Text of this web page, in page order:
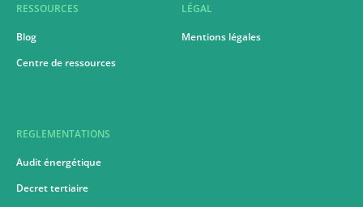
RESSOURCES
Blog
Centre de ressources
REGLEMENTATIONS
Audit énergétique
Decret tertiaire
LÉGAL
Mentions légales